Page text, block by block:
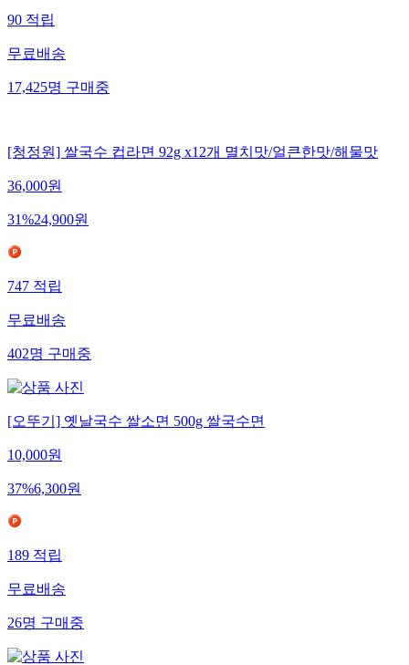
90적립
무료배송
17,425명구매중
[청정원] 쌀국수 컵라면 92g x12개 멸치맛/얼큰한맛/해물맛
36,000원
31%24,900원
747적립
무료배송
402명구매중
[오뚜기] 옛날국수 쌀소면 500g 쌀국수면
10,000원
37%6,300원
189적립
무료배송
26명구매중